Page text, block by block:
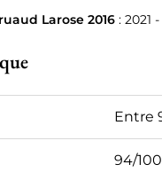
Larose 2016 : 2021
Entre
94/100